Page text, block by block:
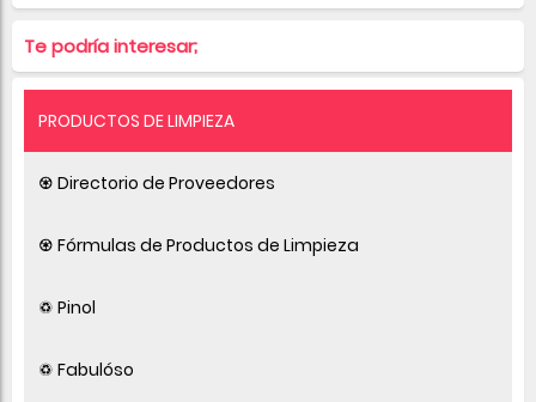
Te podría interesar;
PRODUCTOS DE LIMPIEZA
♼ Directorio de Proveedores
♼ Fórmulas de Productos de Limpieza
♽ Pinol
♽ Fabulóso